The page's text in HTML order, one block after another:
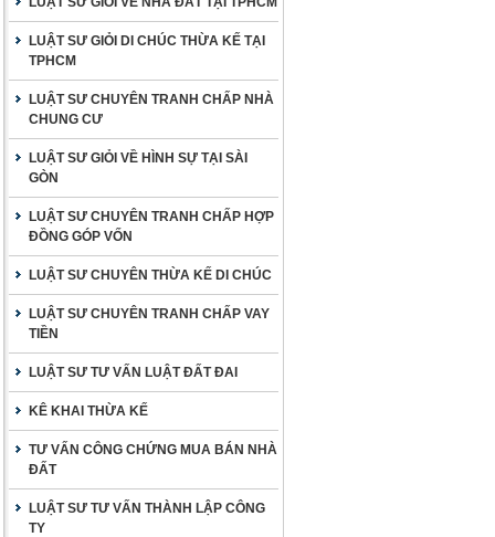
LUẬT SƯ GIỎI DI CHÚC THỪA KẾ TẠI
TPHCM
LUẬT SƯ CHUYÊN TRANH CHẤP NHÀ
CHUNG CƯ
LUẬT SƯ GIỎI VỀ HÌNH SỰ TẠI SÀI
GÒN
LUẬT SƯ CHUYÊN TRANH CHẤP HỢP
ĐỒNG GÓP VỐN
LUẬT SƯ CHUYÊN THỪA KẾ DI CHÚC
LUẬT SƯ CHUYÊN TRANH CHẤP VAY
TIỀN
LUẬT SƯ TƯ VẤN LUẬT ĐẤT ĐAI
KÊ KHAI THỪA KẾ
TƯ VẤN CÔNG CHỨNG MUA BÁN NHÀ
ĐẤT
LUẬT SƯ TƯ VẤN THÀNH LẬP CÔNG
TY